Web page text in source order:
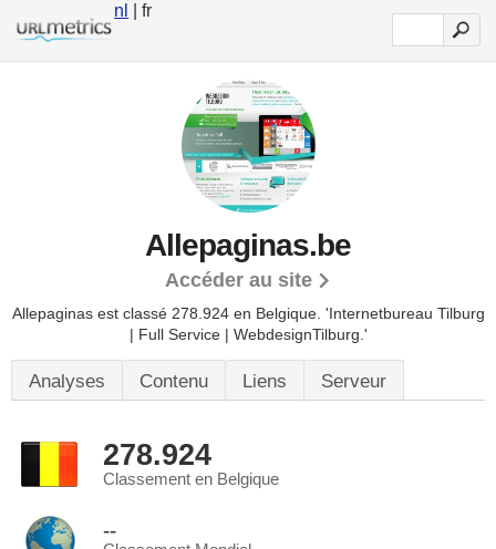
nl | fr
Allepaginas.be
Accéder au site
Allepaginas est classé 278.924 en Belgique. 'Internetbureau Tilburg
| Full Service | WebdesignTilburg.'
Analyses Contenu Liens Serveur
278.924
Classement en Belgique
--